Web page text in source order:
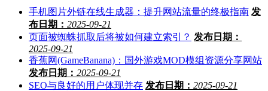
手机图片外链在线生成器：提升网站流量的终极指南 发
布日期： 2025-09-21
页面被蜘蛛抓取后将被如何建立索引？ 发布日期：
2025-09-21
香蕉网(GameBanana)：国外游戏MOD模组资源分享网站
发布日期： 2025-09-21
SEO与良好的用户体现并存 发布日期： 2025-09-21